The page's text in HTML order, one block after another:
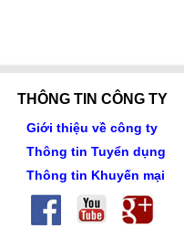
THÔNG TIN CÔNG TY
Giới thiệu về công ty
Thông tin Tuyển dụng
Thông tin Khuyến mại